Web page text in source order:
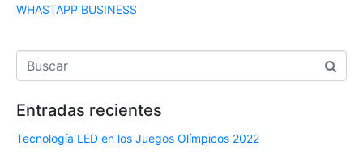
WHASTAPP BUSINESS
Entradas recientes
Tecnología LED en los Juegos Olímpicos 2022